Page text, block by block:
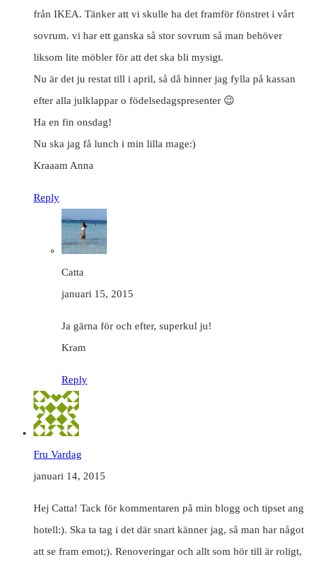
från IKEA. Tänker att vi skulle ha det framför fönstret i vårt
sovrum. vi har ett ganska så stor sovrum så man behöver
liksom lite möbler för att det ska bli mysigt.
Nu är det ju restat till i april, så då hinner jag fylla på kassan
efter alla julklappar o födelsedagspresenter 😉
Ha en fin onsdag!
Nu ska jag få lunch i min lilla mage:)
Kraaam Anna
Reply
Catta
januari 15, 2015
Ja gärna för och efter, superkul ju!
Kram
Reply
Fru Vardag
januari 14, 2015
Hej Catta! Tack för kommentaren på min blogg och tipset ang
hotell:). Ska ta tag i det där snart känner jag, så man har något
att se fram emot;). Renoveringar och allt som hör till är roligt,